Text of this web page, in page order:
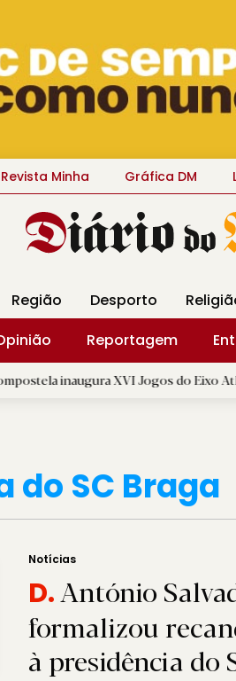
Revista Minha Gráfica DM
Região Desporto
Reportagem
XVI Jogos do Eixo Atlântico com
do SC Braga
Notícias
D.António
formalizou
à presidência do